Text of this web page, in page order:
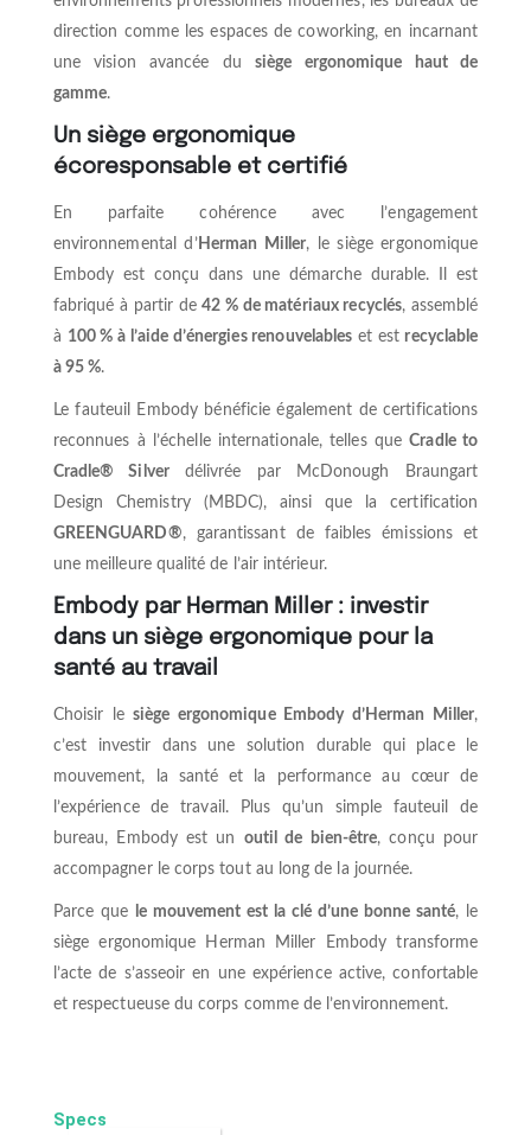
direction comme les espaces de coworking, en incarnant
une vision avancée du siège ergonomique haut de
gamme.
Un siège ergonomique
écoresponsable et certifié
En parfaite cohérence avec l’engagement
environnemental d’Herman Miller, le siège ergonomique
Embody est conçu dans une démarche durable. Il est
fabriqué à partir de42 % de matériaux recyclés, assemblé
à 100 % à l’aide d’énergies renouvelables et est recyclable
à 95 %.
Le fauteuil Embody bénéficie également de certifications
reconnues à l’échelle internationale, telles queCradle to
Cradle® Silverdélivrée par McDonough Braungart
Design Chemistry (MBDC), ainsi que la certification
GREENGUARD®, garantissant de faibles émissions et
une meilleure qualité de l’air intérieur.
Embody par Herman Miller : investir
dans un siège ergonomique pour la
santé au travail
Choisir lesiège ergonomique Embody d’Herman Miller,
c’est investir dans une solution durable qui place le
mouvement, la santé et la performance au cœur de
l’expérience de travail. Plus qu’un simple fauteuil de
bureau, Embody est un outil de bien-être, conçu pour
accompagner le corps tout au long de la journée.
Parce que le mouvement est la clé d’une bonne santé, le
siège ergonomique Herman Miller Embody transforme
l’acte de s’asseoir en une expérience active, confortable
et respectueuse du corps comme de l’environnement.
Specs